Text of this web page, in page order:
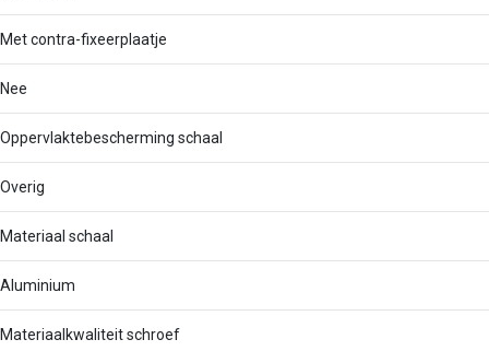
Met contra-fixeerplaatje
Nee
Oppervlaktebescherming schaal
Overig
Materiaal schaal
Aluminium
Materiaalkwaliteit schroef